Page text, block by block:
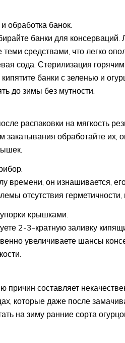
обработка банок.
банки для
средствами, что легко
сода. Стерилизация
банки с зеленью и
до зимы без мутности.
распаковки на мягкость
закатывания обработайте их,
времени, он изнашивается,
отсутствия
крышками.
2-3-кратную заливку
увеличиваете шансы
причин составляет
которые даже после
на зиму ранние сорта